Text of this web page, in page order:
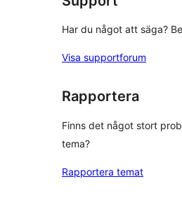
Har du något att säga?
Visa supportforum
Rapportera
Finns det något stort
tema?
Rapportera temat